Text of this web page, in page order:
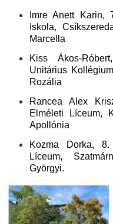
Imre Anett Karin,
Iskola,
Marcella
Kiss Ákos-
Unitárius
Rozália
Rancea Alex
Elméleti Líceum,
Apollónia
Kozma Dorka,
Líceum,
Györgyi.